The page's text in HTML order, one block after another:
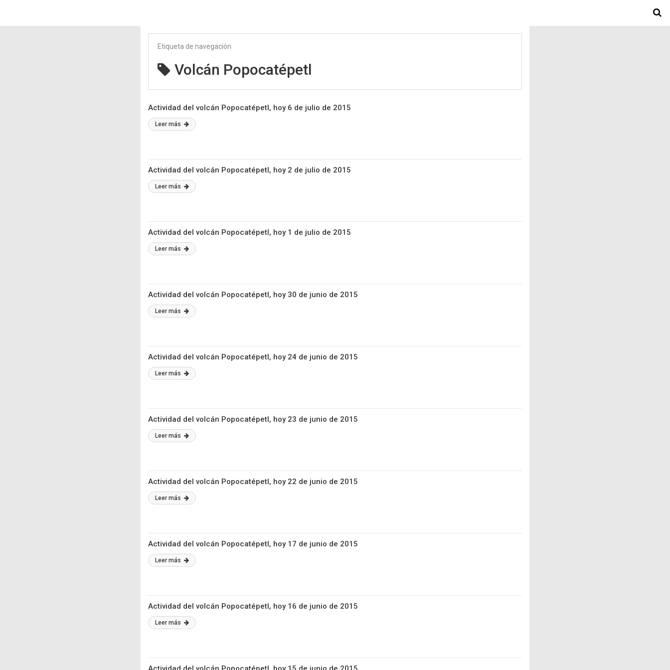
Etiqueta de navegación
Volcán Popocatépetl
Actividad del volcán Popocatépetl, hoy 6 de julio de 2015
Leer más
Actividad del volcán Popocatépetl, hoy 2 de julio de 2015
Leer más
Actividad del volcán Popocatépetl, hoy 1 de julio de 2015
Leer más
Actividad del volcán Popocatépetl, hoy 30 de junio de 2015
Leer más
Actividad del volcán Popocatépetl, hoy 24 de junio de 2015
Leer más
Actividad del volcán Popocatépetl, hoy 23 de junio de 2015
Leer más
Actividad del volcán Popocatépetl, hoy 22 de junio de 2015
Leer más
Actividad del volcán Popocatépetl, hoy 17 de junio de 2015
Leer más
Actividad del volcán Popocatépetl, hoy 16 de junio de 2015
Leer más